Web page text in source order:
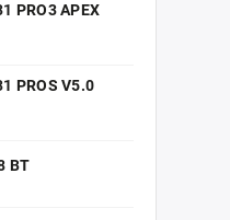
PRO3 APEX
PROS V5.0
BT